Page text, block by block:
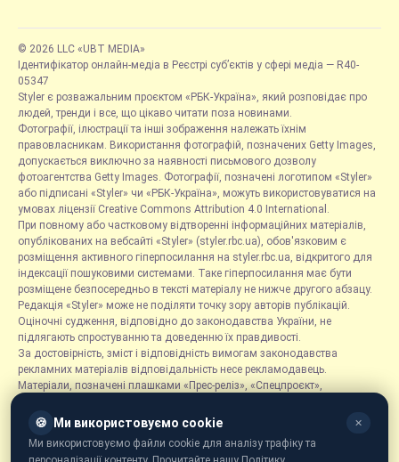
© 2026 LLC «UBT MEDIA»
Ідентифікатор онлайн-медіа в Реєстрі суб’єктів у сфері медіа — R40-
05347
Styler є розважальним проєктом «РБК-Україна», який розповідає про
людей, тренди і все, що цікаво читати поза новинами.
Фотографії, ілюстрації та інші зображення належать їхнім
правовласникам. Використання фотографій, позначених Getty Images,
допускається виключно за наявності письмового дозволу
фотоагентства Getty Images. Фотографії, позначені логотипом «Styler»
або підписані «Styler» чи «РБК-Україна», можуть використовуватися на
умовах ліцензії Creative Commons Attribution 4.0 International.
При повному або частковому відтворенні інформаційних матеріалів,
опублікованих на вебсайті «Styler» (styler.rbc.ua), обов'язковим є
розміщення активного гіперпосилання на styler.rbc.ua, відкритого для
індексації пошуковими системами. Таке гіперпосилання має бути
розміщене безпосередньо в тексті матеріалу не нижче другого абзацу.
Редакція «Styler» може не поділяти точку зору авторів публікацій.
Оціночні судження, відповідно до законодавства України, не
підлягають спростуванню та доведенню їх правдивості.
За достовірність, зміст і відповідність вимогам законодавства
рекламних матеріалів відповідальність несе рекламодавець.
Матеріали, позначені плашками «Прес-реліз», «Спецпроєкт»,
розміщуються на правах реклами.
Рубрика «Новини компаній» є інформаційним форматом, що містить
новини, повідомлення та оголошення, пов'язані з діяльністю
🍪 Ми використовуємо cookie ✕
Ми використовуємо файли cookie для аналізу трафіку та